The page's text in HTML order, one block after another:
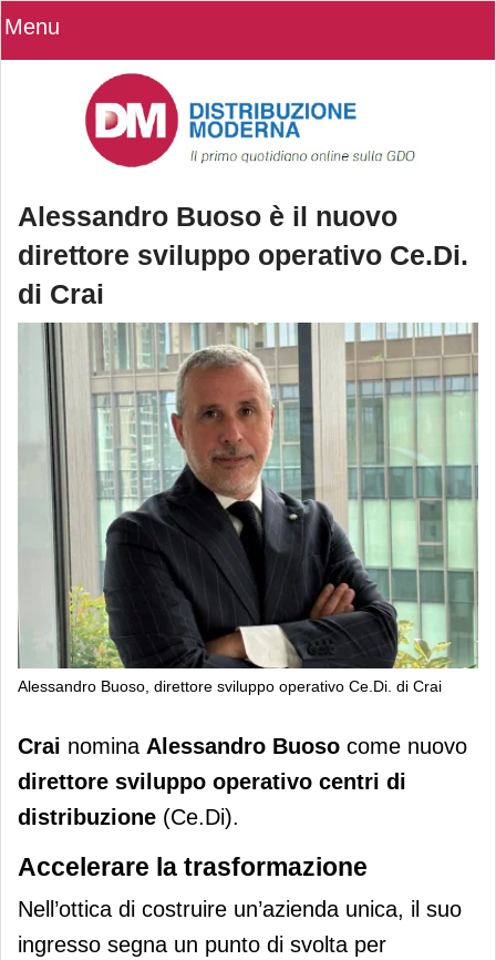
Menu
Alessandro Buoso è il nuovo
direttore sviluppo operativo Ce.Di.
di Crai
Alessandro Buoso, direttore sviluppo operativo Ce.Di. di Crai
Alessandro Buoso è il nuovo direttore
sviluppo operativo Ce.Di. di Crai
Crai nomina Alessandro Buoso come nuovo
direttore sviluppo operativo centri di
distribuzione (Ce.Di).
Accelerare la trasformazione
Nell’ottica di costruire un’azienda unica, il suo
ingresso segna un punto di svolta per